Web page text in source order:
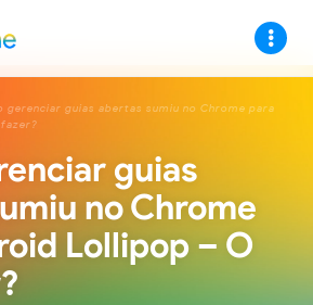
gerenciar guias abertas sumiu no Chrome para
guias
no Chrome
Lollipop – O